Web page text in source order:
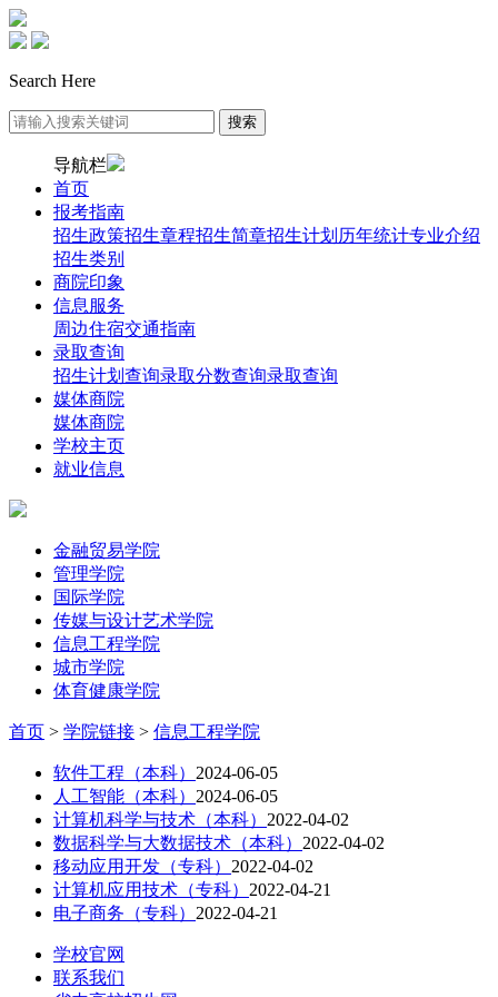
Search Here
导航栏
首页
报考指南
招生政策招生章程招生简章招生计划 历年统计专业介绍
招生类别
商院印象
信息服务
周边住宿交通指南
录取查询
招生计划查询录取分数查询录取查询
媒体商院
媒体商院
学校主页
就业信息
金融贸易学院
管理学院
国际学院
传媒与设计艺术学院
信息工程学院
城市学院
体育健康学院
首页 > 学院链接 > 信息工程学院
软件工程（本科） 2024-06-05
人工智能（本科） 2024-06-05
计算机科学与技术（本科） 2022-04-02
数据科学与大数据技术（本科） 2022-04-02
移动应用开发（专科） 2022-04-02
计算机应用技术（专科） 2022-04-21
电子商务（专科） 2022-04-21
学校官网
联系我们